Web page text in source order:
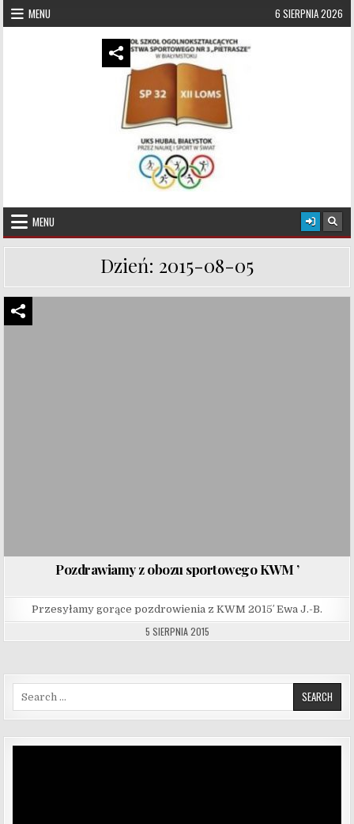
Skip to content
MENU 6 SIERPNIA 2026
UKS Hubal Białystok
MENU
Dzień: 2015-08-05
Pozdrawiamy z obozu sportowego KWM ’
Przesyłamy gorące pozdrowienia z KWM 2015′ Ewa J.-B.
5 SIERPNIA 2015